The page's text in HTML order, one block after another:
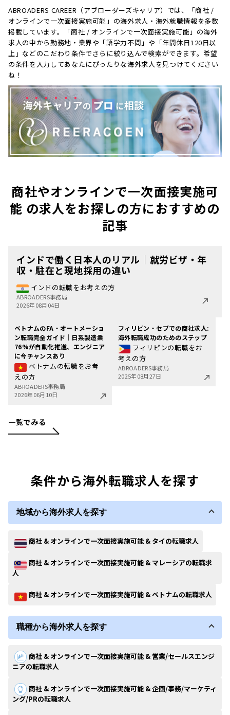
ABROADERS CAREER（アブローダーズキャリア）では、「商社 /
オンラインで一次面接実施可能」の海外求人・海外就職情報を多数
掲載しています。「商社 / オンラインで一次面接実施可能」の海外
求人の中から勤務地・業界や「語学力不問」や「年間休日120日以
上」などのこだわり条件でさらに絞り込んで検索ができます。希望
の条件を入力してあなたにぴったりな海外求人を見つけてください
ね！
商社やオンラインで一次面接実施可
能 の求人をお探しの方におすすめの
記事
インドで働く日本人のリアル｜就労ビザ・年
収・駐在と現地採用の違い
インドの転職をお考えの方
ABROADERS事務局
2026年08月04日
ベトナムのFA・オートメーショ
ン転職完全ガイド｜日系製造業
76%が自動化推進、エンジニア
に今チャンスあり
ベトナムの転職をお考
えの方
ABROADERS事務局
2026年06月10日
フィリピン・セブでの商社求人:
海外転職成功のためのステップ
フィリピンの転職をお
考えの方
ABROADERS事務局
2025年08月27日
一覧でみる
条件から海外転職求人を探す
地域から海外求人を探す
商社 & オンラインで一次面接実施可能 & タイの転職求人
商社 & オンラインで一次面接実施可能 & マレーシアの転職求
人
商社 & オンラインで一次面接実施可能 & ベトナムの転職求人
職種から海外求人を探す
商社 & オンラインで一次面接実施可能 & 営業/セールスエンジ
ニアの転職求人
商社 & オンラインで一次面接実施可能 & 企画/事務/マーケティ
ング/PRの転職求人